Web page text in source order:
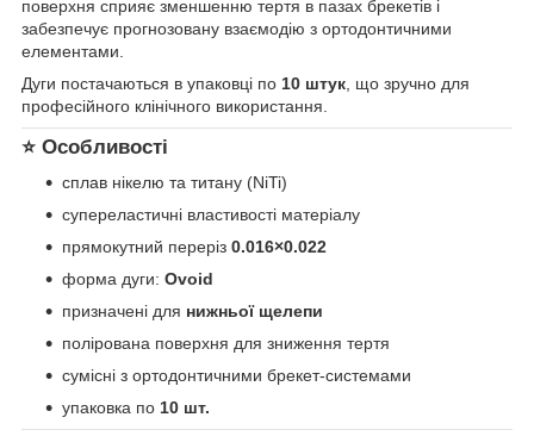
поверхня сприяє зменшенню тертя в пазах брекетів і
забезпечує прогнозовану взаємодію з ортодонтичними
елементами.
Дуги постачаються в упаковці по 10 штук , що зручно для
професійного клінічного використання.
⭐ Особливості
сплав нікелю та титану (NiTi)
супереластичні властивості матеріалу
прямокутний переріз 0.016×0.022
форма дуги: Ovoid
призначені для нижньої щелепи
полірована поверхня для зниження тертя
сумісні з ортодонтичними брекет-системами
упаковка по 10 шт.